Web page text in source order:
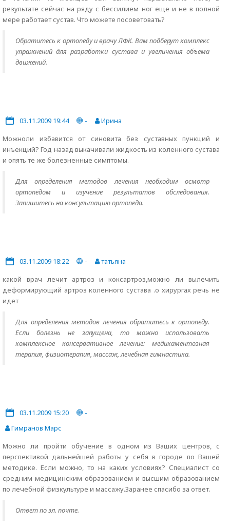
результате сейчас на ряду с бессилием ног еще и не в полной
мере работает сустав. Что можете посоветовать?
Обратитесь к ортопеду и врачу ЛФК. Вам подберут комплекс
упражнений для разработки сустава и увеличения объема
движений.
03.11.2009 19:44 -
Ирина
Можноли избавится от синовита без суставных пункций и
инъекций? Год назад выкачивали жидкость из коленного сустава
и опять те же болезненные симптомы.
Для определения методов лечения необходим осмотр
ортопедом и изучение результатов обследования.
Запишитесь на консультацию ортопеда.
03.11.2009 18:22 -
татьяна
какой врач лечит артроз и коксартроз,можно ли вылечить
деформирующий артроз коленного сустава .о хирургах речь не
идет
Для определения методов лечения обратитесь к ортопеду.
Если болезнь не запущена, то можно использовать
комплексное консервативное лечение: медикаментозная
терапия, физиотерапия, массаж, лечебная гимнастика.
03.11.2009 15:20
-
Гимранов Марс
Можно ли пройти обучение в одном из Ваших центров, с
перспективой дальнейшей работы у себя в городе по Вашей
методике. Если можно, то на каких условиях? Специалист со
средним медицинским образованием и высшим образованием
по лечебной физкультуре и массажу.Заранее спасибо за ответ.
Ответ по эл. почте.